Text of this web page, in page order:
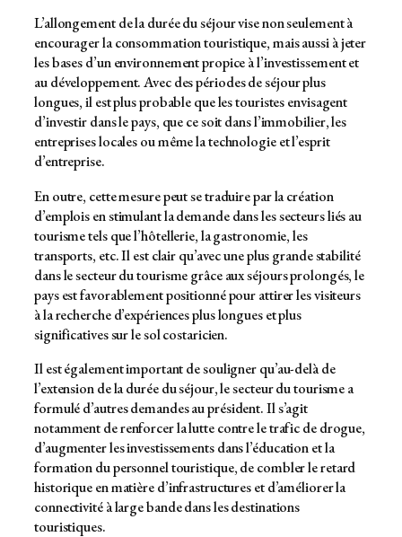
L’allongement de la durée du séjour vise non seulement à
encourager la consommation touristique, mais aussi à jeter
les bases d’un environnement propice à l’investissement et
au développement. Avec des périodes de séjour plus
longues, il est plus probable que les touristes envisagent
d’investir dans le pays, que ce soit dans l’immobilier, les
entreprises locales ou même la technologie et l’esprit
d’entreprise.
En outre, cette mesure peut se traduire par la création
d’emplois en stimulant la demande dans les secteurs liés au
tourisme tels que l’hôtellerie, la gastronomie, les
transports, etc. Il est clair qu’avec une plus grande stabilité
dans le secteur du tourisme grâce aux séjours prolongés, le
pays est favorablement positionné pour attirer les visiteurs
à la recherche d’expériences plus longues et plus
significatives sur le sol costaricien.
Il est également important de souligner qu’au-delà de
l’extension de la durée du séjour, le secteur du tourisme a
formulé d’autres demandes au président. Il s’agit
notamment de renforcer la lutte contre le trafic de drogue,
d’augmenter les investissements dans l’éducation et la
formation du personnel touristique, de combler le retard
historique en matière d’infrastructures et d’améliorer la
connectivité à large bande dans les destinations
touristiques.